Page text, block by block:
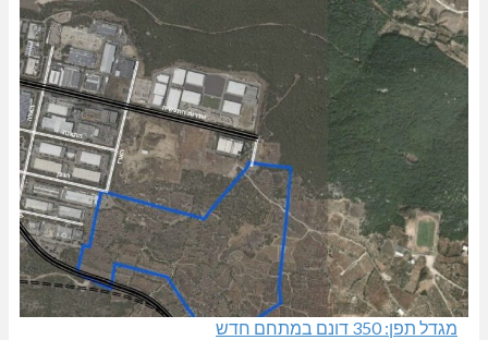
מגדל תפן: 350 דונם במתחם חדש